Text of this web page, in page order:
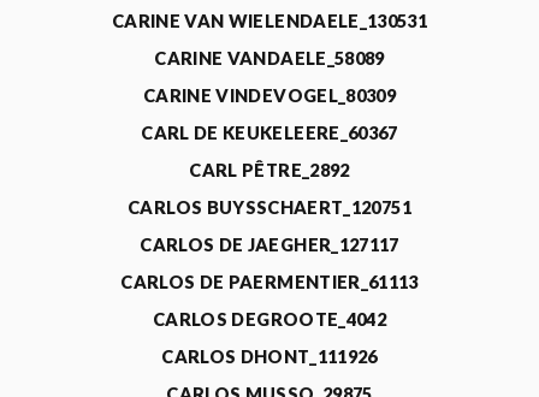
CARINE VAN WIELENDAELE_130531
CARINE VANDAELE_58089
CARINE VINDEVOGEL_80309
CARL DE KEUKELEERE_60367
CARL PÊTRE_2892
CARLOS BUYSSCHAERT_120751
CARLOS DE JAEGHER_127117
CARLOS DE PAERMENTIER_61113
CARLOS DEGROOTE_4042
CARLOS DHONT_111926